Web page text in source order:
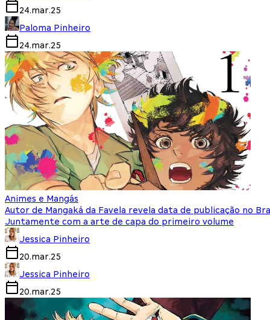
24.mar.25
Paloma Pinheiro
24.mar.25
Animes e Mangás
Autor de Mangaká da Favela revela data de publicação no
Juntamente com a arte de capa do primeiro volume
Jessica Pinheiro
20.mar.25
Jessica Pinheiro
20.mar.25